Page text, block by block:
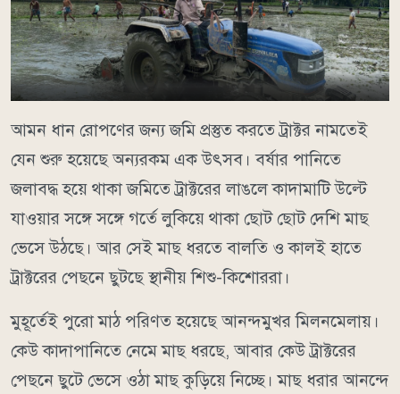
আমন ধান রোপণের জন্য জমি প্রস্তুত করতে ট্রাক্টর নামতেই
যেন শুরু হয়েছে অন্যরকম এক উৎসব। বর্ষার পানিতে
জলাবদ্ধ হয়ে থাকা জমিতে ট্রাক্টরের লাঙলে কাদামাটি উল্টে
যাওয়ার সঙ্গে সঙ্গে গর্তে লুকিয়ে থাকা ছোট ছোট দেশি মাছ
ভেসে উঠছে। আর সেই মাছ ধরতে বালতি ও কালই হাতে
ট্রাক্টরের পেছনে ছুটছে স্থানীয় শিশু-কিশোররা।
মুহূর্তেই পুরো মাঠ পরিণত হয়েছে আনন্দমুখর মিলনমেলায়।
কেউ কাদাপানিতে নেমে মাছ ধরছে, আবার কেউ ট্রাক্টরের
পেছনে ছুটে ভেসে ওঠা মাছ কুড়িয়ে নিচ্ছে। মাছ ধরার আনন্দে